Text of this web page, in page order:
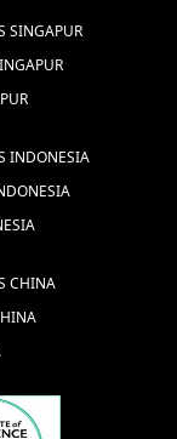
SINGAPUR
INDONESIA
CHINA